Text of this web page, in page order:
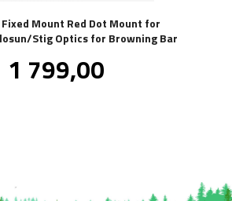
Mount Red Dot Mount for
Stig Optics for Browning Bar
Pris
1 799,00mva.